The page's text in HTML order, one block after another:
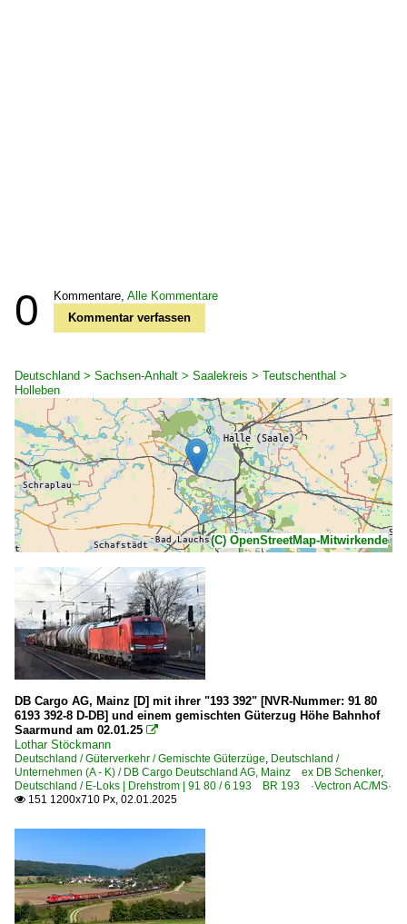
0 Kommentare, Alle Kommentare
Kommentar verfassen
Deutschland > Sachsen-Anhalt > Saalekreis > Teutschenthal >
Holleben
(C) OpenStreetMap-Mitwirkende
DB Cargo AG, Mainz [D] mit ihrer "193 392" [NVR-Nummer: 91 80
6193 392-8 D-DB] und einem gemischten Güterzug Höhe Bahnhof
Saarmund am 02.01.25 
Lothar Stöckmann
Deutschland / Güterverkehr / Gemischte Güterzüge, Deutschland /
Unternehmen (A - K) / DB Cargo Deutschland AG, Mainz ex DB Schenker,
Deutschland / E-Loks | Drehstrom | 91 80 / 6 193 BR 193 ·Vectron AC/MS·
 151 1200x710 Px, 02.01.2025